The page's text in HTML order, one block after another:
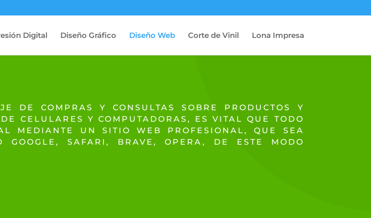
Digital Diseño Gráfico Diseño Web Corte de Vinil Lona Impresa
DE COMPRAS Y CONSULTAS SOBRE PRODUCTOS Y
CELULARES Y COMPUTADORAS, ES VITAL QUE TODO
MEDIANTE UN SITIO WEB PROFESIONAL, QUE SEA
GOOGLE, SAFARI, BRAVE, OPERA, DE ESTE MODO